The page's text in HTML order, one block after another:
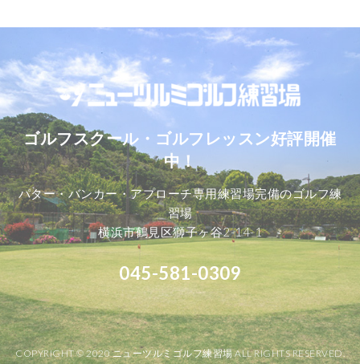
ゴルフスクール・ゴルフレッスン好評開催
中！
パター・バンカー・アプローチ専用練習場完備のゴルフ練
習場
横浜市鶴見区獅子ヶ谷2-14-1
045-581-0309
COPYRIGHT © 2020 ニューツルミゴルフ練習場 ALL RIGHTS RESERVED.